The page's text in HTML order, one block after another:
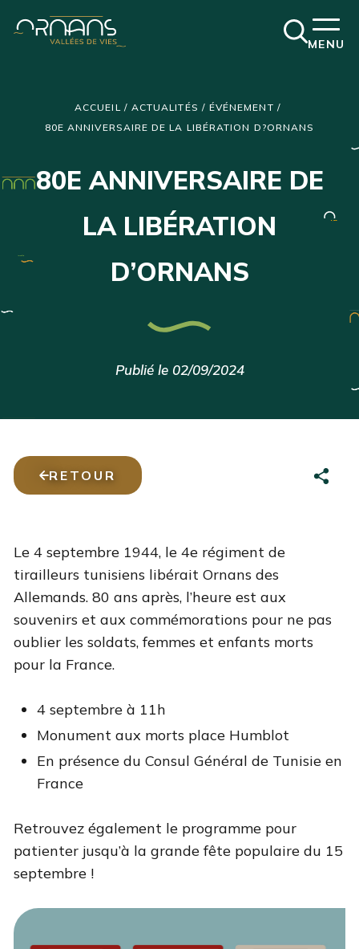
Ouvrir
la
MENU
ACCUEIL/ ACTUALITÉS / ÉVÉNEMENT /
80E ANNIVERSAIRE DE LA LIBÉRATION D?ORNANS
80E ANNIVERSAIRE DE
LA LIBÉRATION
D’ORNANS
Publié le 02/09/2024
RETOUR
Le 4 septembre 1944, le 4e régiment de
tirailleurs tunisiens libérait Ornans des
Allemands. 80 ans après, l’heure est aux
souvenirs et aux commémorations pour ne pas
oublier les soldats, femmes et enfants morts
pour la France.
4 septembre à 11h
Monument aux morts place Humblot
En présence du Consul Général de Tunisie en
France
Retrouvez également le programme pour
patienter jusqu’à la grande fête populaire du 15
septembre !